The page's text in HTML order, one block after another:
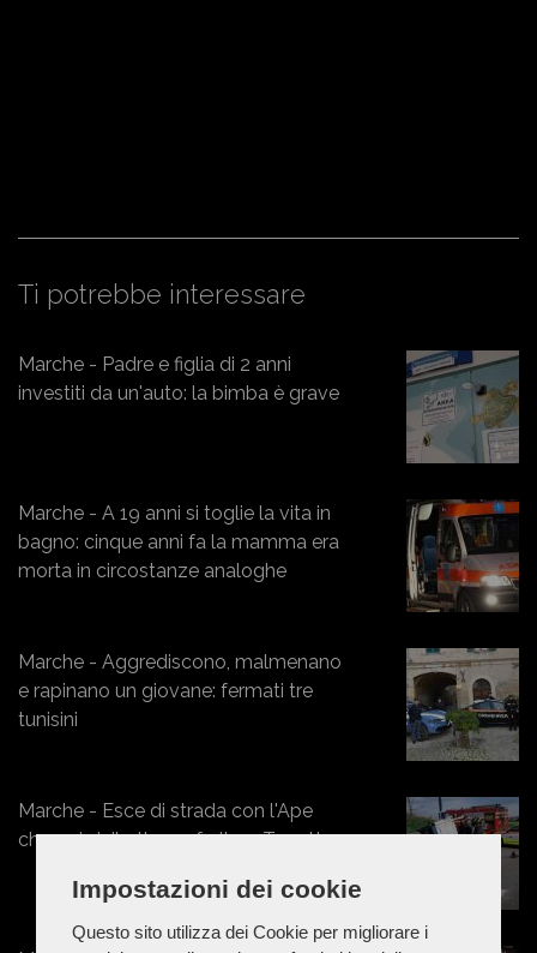
Impostazioni dei cookie
Questo sito utilizza dei Cookie per migliorare i
Ti potrebbe interessare
Marche - Padre e figlia di 2 anni
investiti da un'auto: la bimba è grave
Marche - A 19 anni si toglie la vita in
bagno: cinque anni fa la mamma era
morta in circostanze analoghe
Marche - Aggrediscono, malmenano
e rapinano un giovane: fermati tre
tunisini
Marche - Esce di strada con l'Ape
che poi si ribalta: un ferito a Torrette